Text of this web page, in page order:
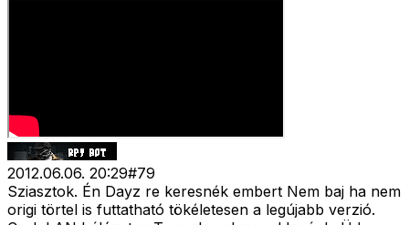
2012.06.06. 20:29#79
Sziasztok. Én Dayz re keresnék embert Nem baj ha nem
origi törtel is futtatható tökéletesen a legújabb verzió.